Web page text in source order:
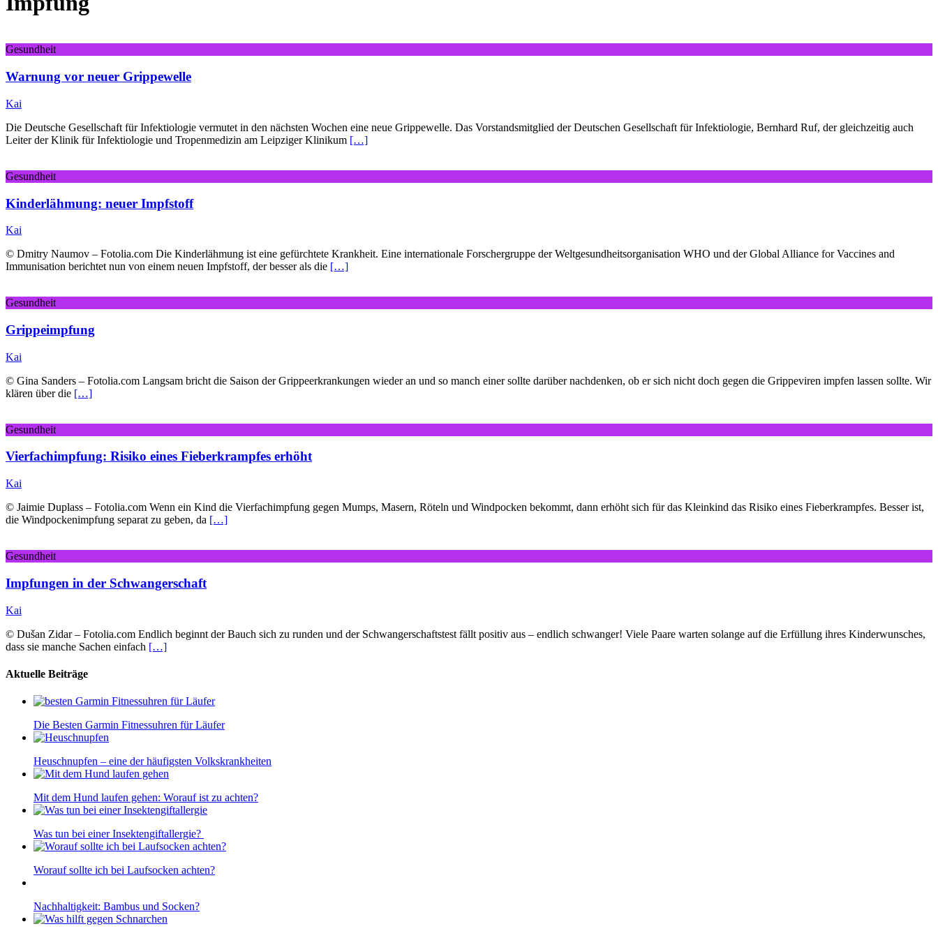
Gesundheit
Warnung vor neuer Grippewelle
Kai
Die Deutsche Gesellschaft für Infektiologie vermutet in den nächsten Wochen eine neue Grippewelle. Das Vorstandsmitglied der Deutschen Gesellschaft für Infektiologie, Bernhard Ruf, der gleichzeitig auch
Leiter der Klinik für Infektiologie und Tropenmedizin am Leipziger Klinikum […]
Gesundheit
Kinderlähmung: neuer Impfstoff
Kai
© Dmitry Naumov – Fotolia.com Die Kinderlähmung ist eine gefürchtete Krankheit. Eine internationale Forschergruppe der Weltgesundheitsorganisation WHO und der Global Alliance for Vaccines and
Immunisation berichtet nun von einem neuen Impfstoff, der besser als die […]
Gesundheit
Grippeimpfung
Kai
© Gina Sanders – Fotolia.com Langsam bricht die Saison der Grippeerkrankungen wieder an und so manch einer sollte darüber nachdenken, ob er sich nicht doch gegen die Grippeviren impfen lassen sollte. Wir
klären über die […]
Gesundheit
Vierfachimpfung: Risiko eines Fieberkrampfes erhöht
Kai
© Jaimie Duplass – Fotolia.com Wenn ein Kind die Vierfachimpfung gegen Mumps, Masern, Röteln und Windpocken bekommt, dann erhöht sich für das Kleinkind das Risiko eines Fieberkrampfes. Besser ist,
die Windpockenimpfung separat zu geben, da […]
Gesundheit
Impfungen in der Schwangerschaft
Kai
© Dušan Zidar – Fotolia.com Endlich beginnt der Bauch sich zu runden und der Schwangerschaftstest fällt positiv aus – endlich schwanger! Viele Paare warten solange auf die Erfüllung ihres Kinderwunsches,
dass sie manche Sachen einfach […]
Aktuelle Beiträge
Die Besten Garmin Fitnessuhren für Läufer
Heuschnupfen – eine der häufigsten Volkskrankheiten
Mit dem Hund laufen gehen: Worauf ist zu achten?
Was tun bei einer Insektengiftallergie?
Worauf sollte ich bei Laufsocken achten?
Nachhaltigkeit: Bambus und Socken?